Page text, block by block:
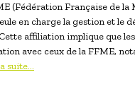
(Fédération Française de la
en charge la gestion et le
affiliation implique que
avec ceux de la FFME,
suite...